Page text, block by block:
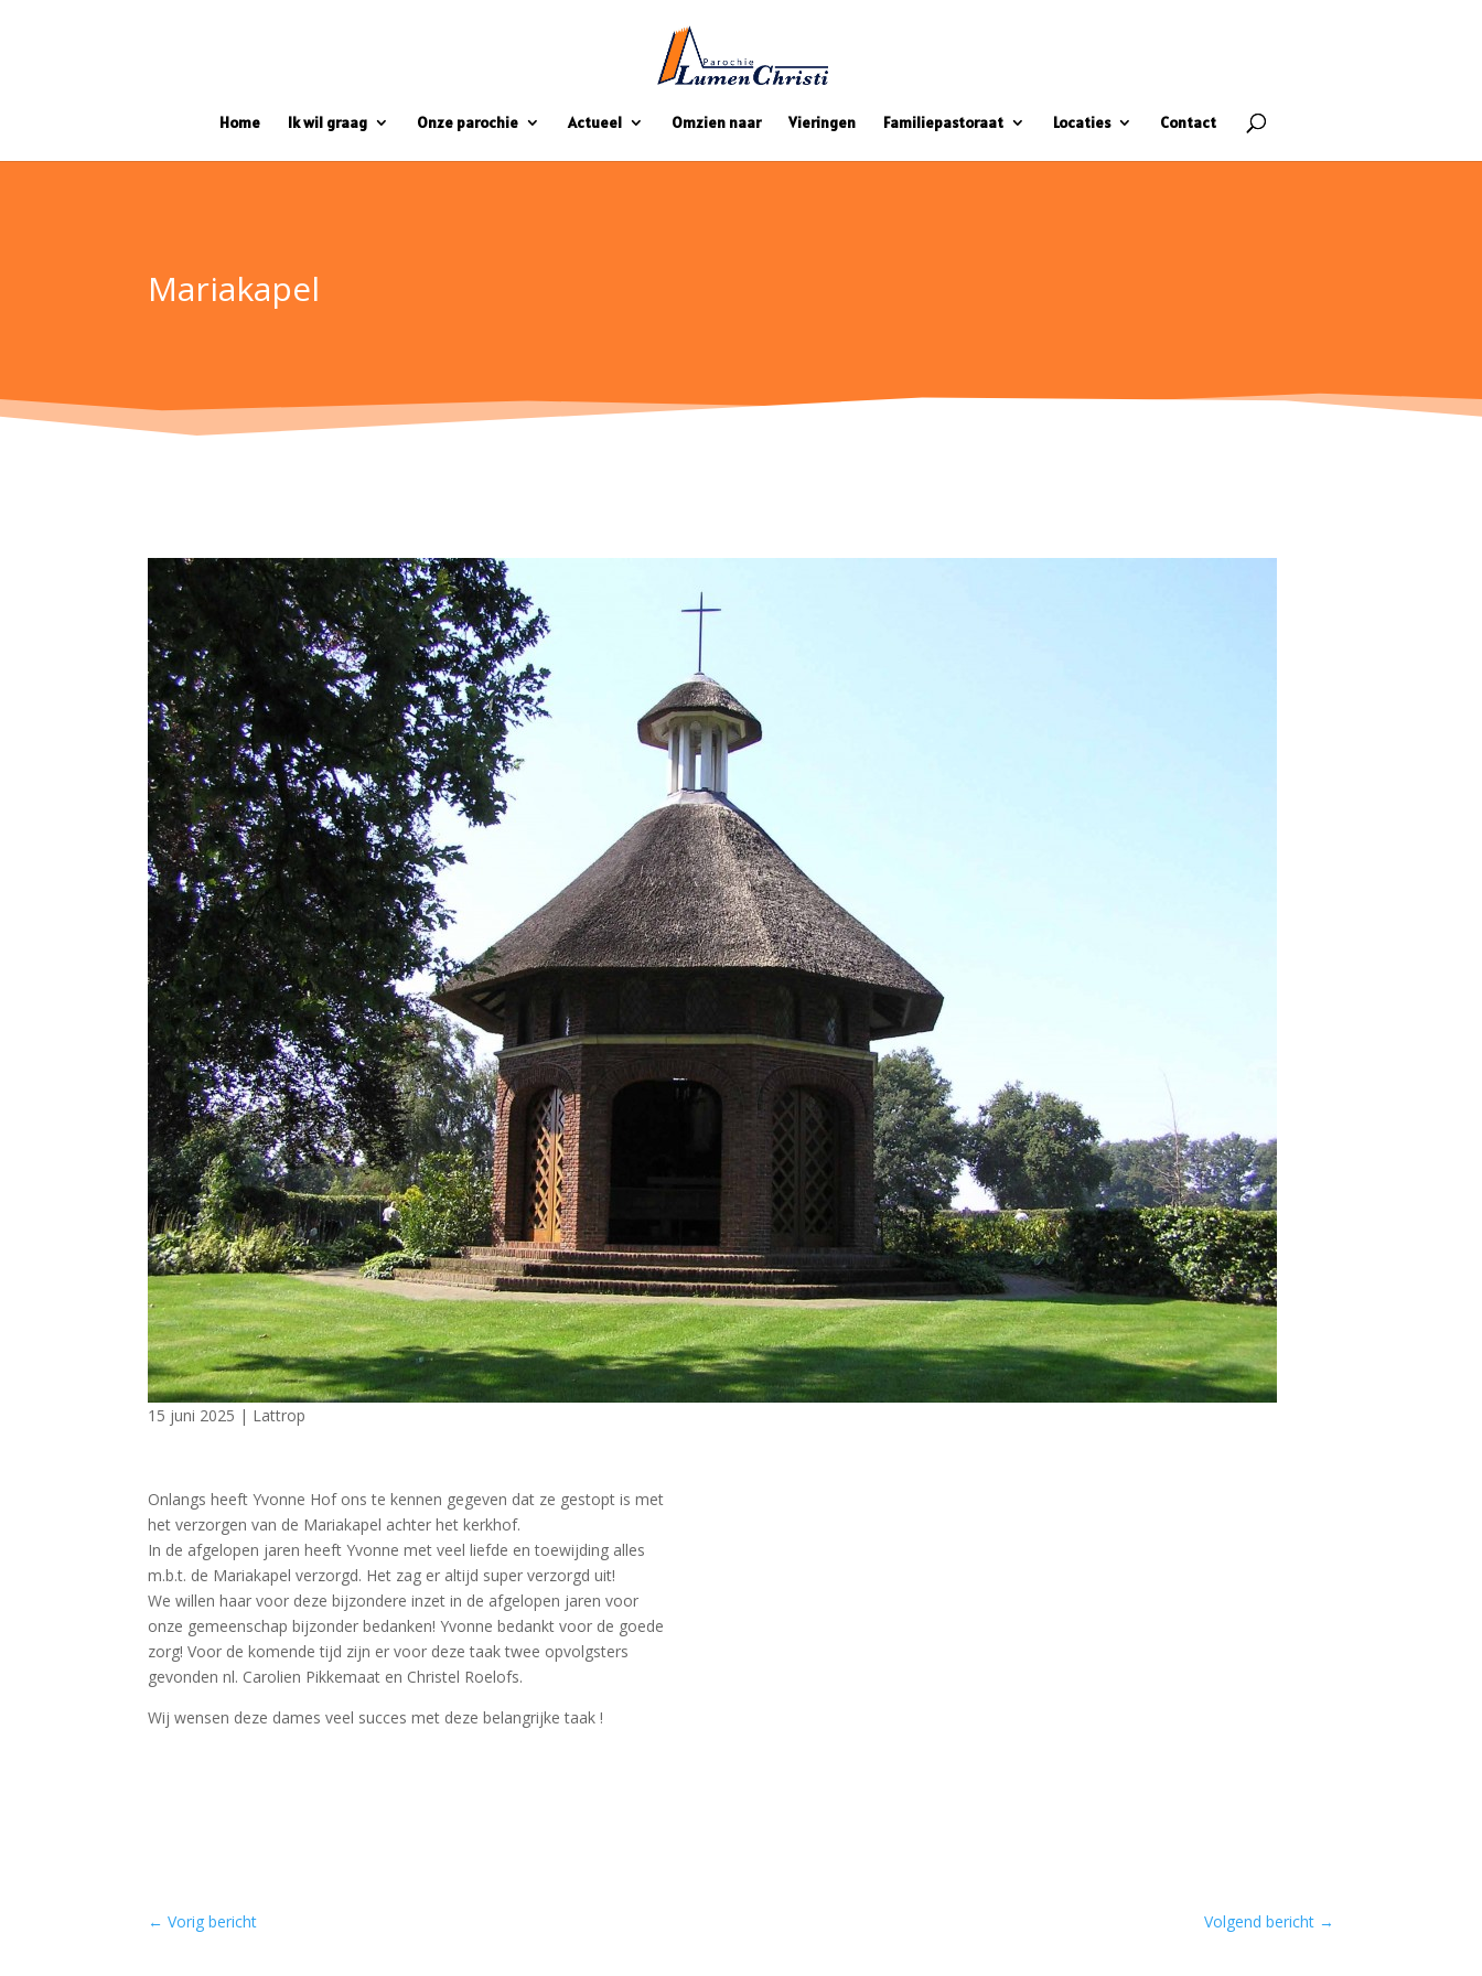
Home Ik wil graag Onze parochie Actueel Omzien naar Vieringen Familiepastoraat Locaties Contact
Mariakapel
15 juni 2025 | Lattrop
Onlangs heeft Yvonne Hof ons te kennen gegeven dat ze gestopt is met
het verzorgen van de Mariakapel achter het kerkhof.
In de afgelopen jaren heeft Yvonne met veel liefde en toewijding alles
m.b.t. de Mariakapel verzorgd. Het zag er altijd super verzorgd uit!
We willen haar voor deze bijzondere inzet in de afgelopen jaren voor
onze gemeenschap bijzonder bedanken! Yvonne bedankt voor de goede
zorg! Voor de komende tijd zijn er voor deze taak twee opvolgsters
gevonden nl. Carolien Pikkemaat en Christel Roelofs.
Wij wensen deze dames veel succes met deze belangrijke taak !
←Vorig bericht Volgend bericht→